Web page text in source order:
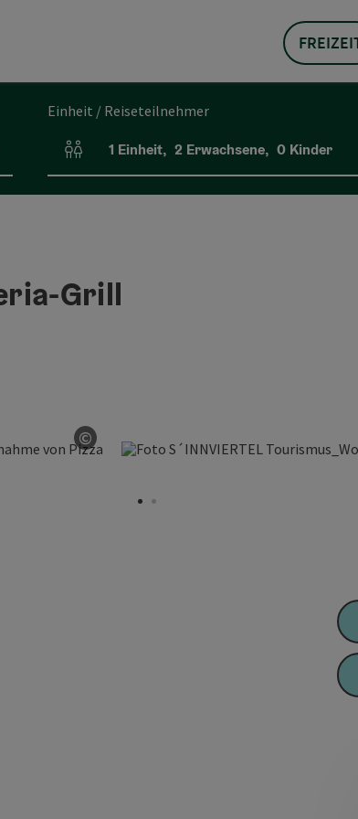
Einheit / Reiseteilnehmer
Einheitenanzahl und Personenfelder
1 Einheit, 2 Erwachsene, 0 Kinder
Grill
©
Copyright öffnen